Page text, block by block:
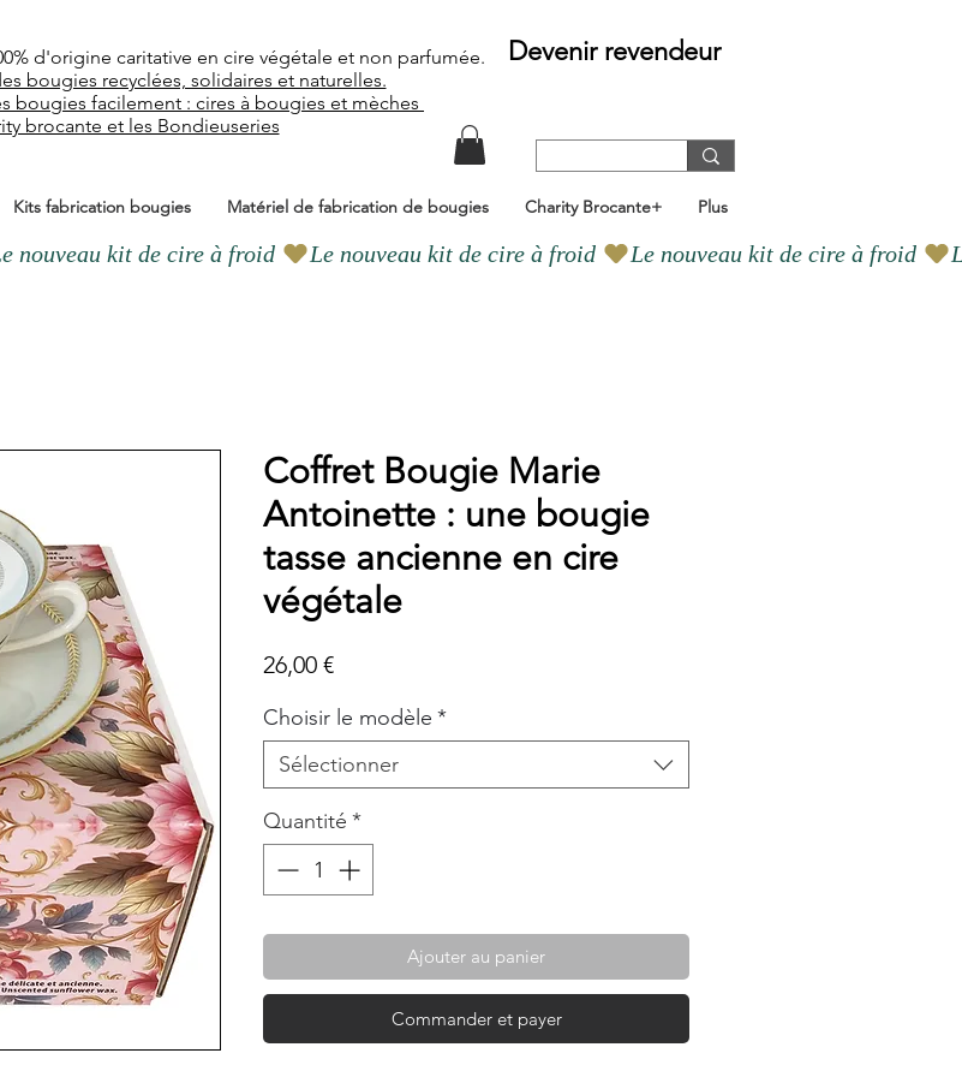
d'origine caritative en cire végétale et non parfumée.
bougies recyclées, solidaires et naturelles.
bougies facilement : cires à bougies et mèches
brocante et les Bondieuseries
Devenir revendeur
Kits fabrication bougies Matériel de fabrication de bougies Charity Brocante+ Plus
Coffret Bougie Marie
Antoinette : une bougie
tasse ancienne en cire
végétale
26,00 €Prix
Choisir le modèle *
Sélectionner
Quantité *
Ajouter au panier
Commander et payer